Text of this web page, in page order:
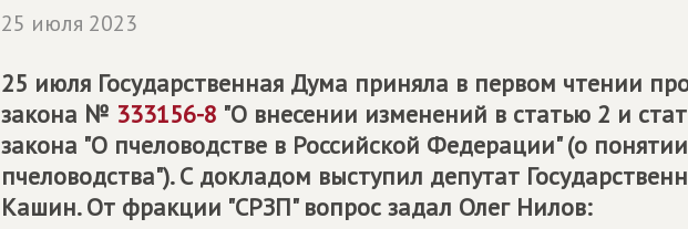
25 июля 2023
25 июля Государственная Дума приняла в первом чтении
закона № 333156-8 "О внесении изменений в статью 2 и
закона "О пчеловодстве в Российской Федерации" (о
пчеловодства"). С докладом выступил депутат
Кашин. От фракции "СРЗП" вопрос задал Олег Нилов: